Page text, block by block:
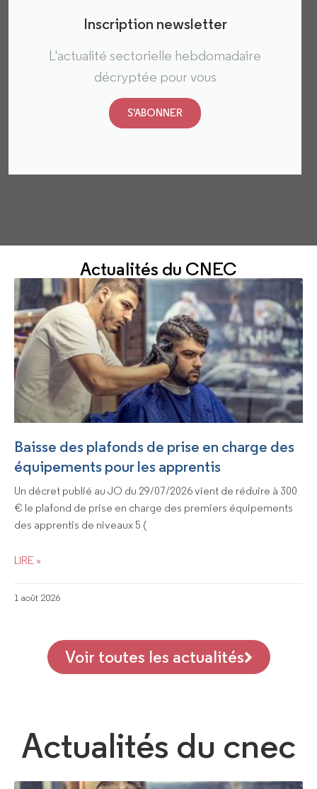
Inscription newsletter
L'actualité sectorielle hebdomadaire
décryptée pour vous​
S'ABONNER
Actualités du CNEC
Baisse des plafonds de prise en charge des
équipements pour les apprentis
Un décret publié au JO du 29/07/2026 vient de réduire à 300
€ le plafond de prise en charge des premiers équipements
des apprentis de niveaux 5 (
LIRE »
1 août 2026
Voir toutes les actualités
Actualités du cnec